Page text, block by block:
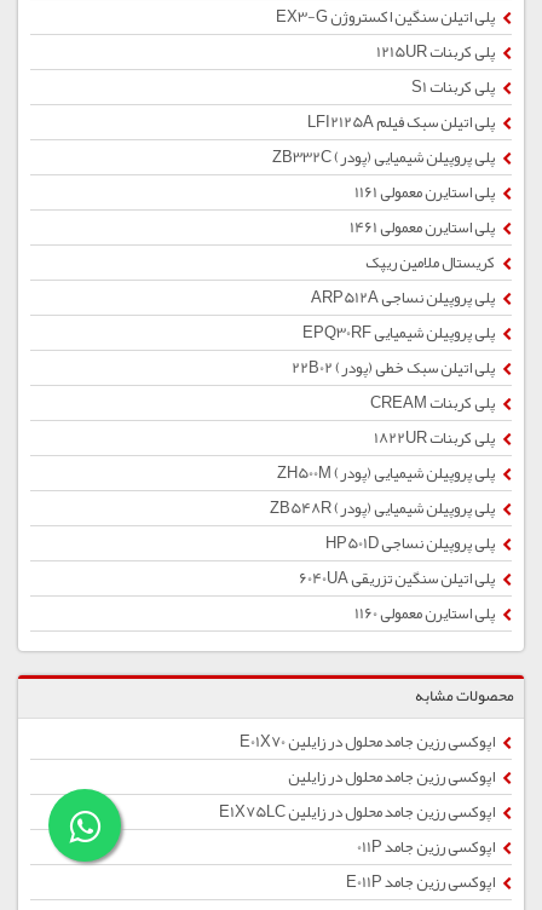
پلی اتیلن سنگین اکستروژن EX3-G
پلی کربنات 1215UR
پلی کربنات S1
پلی اتیلن سبک فیلم LFI2125A
پلی پروپیلن شیمیایی (پودر) ZB332C
پلی استایرن معمولی 1161
پلی استایرن معمولی 1461
کریستال ملامین ریپک
پلی پروپیلن نساجی ARP512A
پلی پروپیلن شیمیایی EPQ30RF
پلی اتیلن سبک خطی (پودر) 22B02
پلی کربنات CREAM
پلی کربنات 1822UR
پلی پروپیلن شیمیایی (پودر) ZH500M
پلی پروپیلن شیمیایی (پودر) ZB548R
پلی پروپیلن نساجی HP501D
پلی اتیلن سنگین تزریقی 6040UA
پلی استایرن معمولی 1160
محصولات مشابه
اپوکسی رزین جامد محلول در زایلین E01X70
اپوکسی رزین جامد محلول در زایلین
اپوکسی رزین جامد محلول در زایلین E1X75LC
اپوکسی رزین جامد 011P
اپوکسی رزین جامد E011P